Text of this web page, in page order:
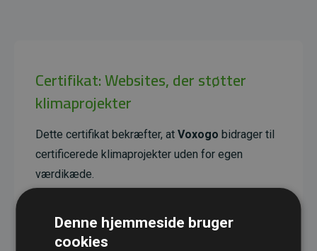
Certifikat: Websites, der støtter
klimaprojekter
Dette certifikat bekræfter, at Voxogo bidrager til
certificerede klimaprojekter uden for egen
værdikæde.
reducerende effekt, som i gennemsnit svarer til
dobbelt så meget CO₂ som den estimerede
Denne hjemmeside bruger
cookies